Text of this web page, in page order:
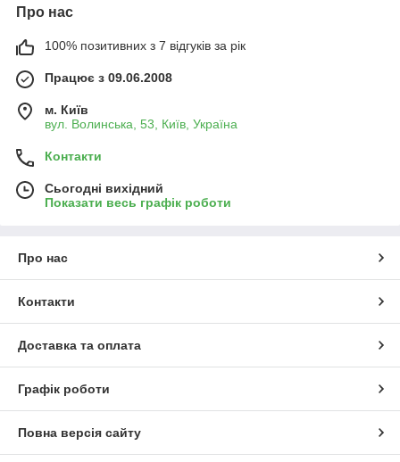
Про нас
100% позитивних з 7 відгуків за рік
Працює з 09.06.2008
м. Київ
вул. Волинська, 53, Київ, Україна
Контакти
Сьогодні вихідний
Показати весь графік роботи
Про нас
Контакти
Доставка та оплата
Графік роботи
Повна версія сайту